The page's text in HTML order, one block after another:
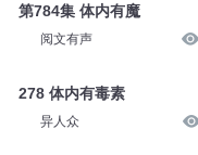
第784集 体内有魔
阅文有声
278 体内有毒素
异人众